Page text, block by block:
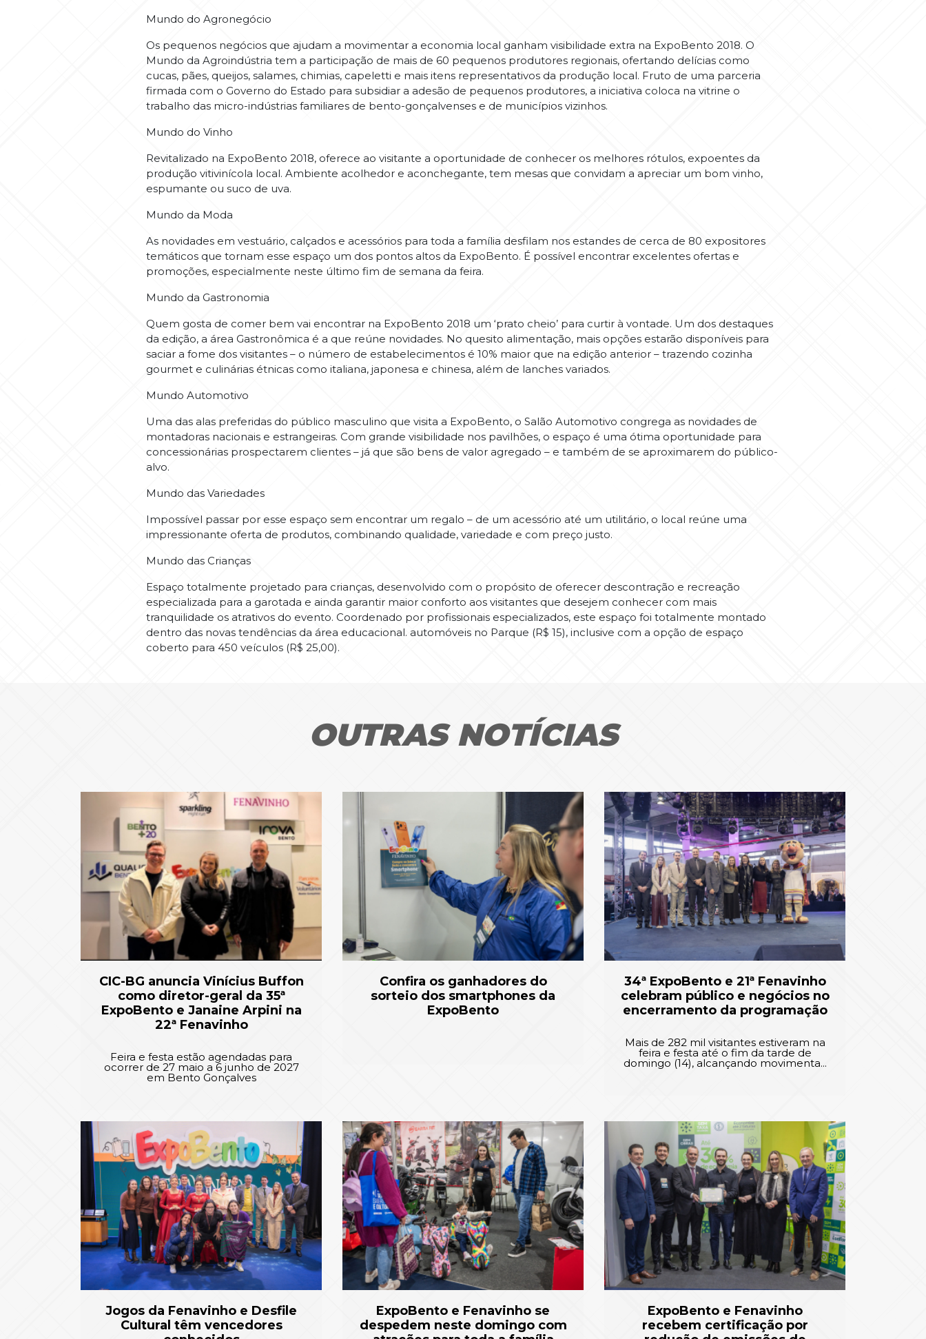
Mundo do Agronegócio
Os pequenos negócios que ajudam a movimentar a economia local ganham visibilidade extra na ExpoBento 2018. O
Mundo da Agroindústria tem a participação de mais de 60 pequenos produtores regionais, ofertando delícias como
cucas, pães, queijos, salames, chimias, capeletti e mais itens representativos da produção local. Fruto de uma parceria
firmada com o Governo do Estado para subsidiar a adesão de pequenos produtores, a iniciativa coloca na vitrine o
trabalho das micro-indústrias familiares de bento-gonçalvenses e de municípios vizinhos.
Mundo do Vinho
Revitalizado na ExpoBento 2018, oferece ao visitante a oportunidade de conhecer os melhores rótulos, expoentes da
produção vitivinícola local. Ambiente acolhedor e aconchegante, tem mesas que convidam a apreciar um bom vinho,
espumante ou suco de uva.
Mundo da Moda
As novidades em vestuário, calçados e acessórios para toda a família desfilam nos estandes de cerca de 80 expositores
temáticos que tornam esse espaço um dos pontos altos da ExpoBento. É possível encontrar excelentes ofertas e
promoções, especialmente neste último fim de semana da feira.
Mundo da Gastronomia
Quem gosta de comer bem vai encontrar na ExpoBento 2018 um ‘prato cheio’ para curtir à vontade. Um dos destaques
da edição, a área Gastronômica é a que reúne novidades. No quesito alimentação, mais opções estarão disponíveis para
saciar a fome dos visitantes – o número de estabelecimentos é 10% maior que na edição anterior – trazendo cozinha
gourmet e culinárias étnicas como italiana, japonesa e chinesa, além de lanches variados.
Mundo Automotivo
Uma das alas preferidas do público masculino que visita a ExpoBento, o Salão Automotivo congrega as novidades de
montadoras nacionais e estrangeiras. Com grande visibilidade nos pavilhões, o espaço é uma ótima oportunidade para
concessionárias prospectarem clientes – já que são bens de valor agregado – e também de se aproximarem do público-
alvo.
Mundo das Variedades
Impossível passar por esse espaço sem encontrar um regalo – de um acessório até um utilitário, o local reúne uma
impressionante oferta de produtos, combinando qualidade, variedade e com preço justo.
Mundo das Crianças
Espaço totalmente projetado para crianças, desenvolvido com o propósito de oferecer descontração e recreação
especializada para a garotada e ainda garantir maior conforto aos visitantes que desejem conhecer com mais
tranquilidade os atrativos do evento. Coordenado por profissionais especializados, este espaço foi totalmente montado
dentro das novas tendências da área educacional. automóveis no Parque (R$ 15), inclusive com a opção de espaço
coberto para 450 veículos (R$ 25,00).
OUTRAS NOTÍCIAS
CIC-BG anuncia Vinícius Buffon
como diretor-geral da 35ª
ExpoBento e Janaine Arpini na
22ª Fenavinho
Feira e festa estão agendadas para
ocorrer de 27 maio a 6 junho de 2027
em Bento Gonçalves
Confira os ganhadores do
sorteio dos smartphones da
ExpoBento
34ª ExpoBento e 21ª Fenavinho
celebram público e negócios no
encerramento da programação
Mais de 282 mil visitantes estiveram na
feira e festa até o fim da tarde de
domingo (14), alcançando movimenta...
Jogos da Fenavinho e Desfile
Cultural têm vencedores
ExpoBento e Fenavinho se
despedem neste domingo com
ExpoBento e Fenavinho
recebem certificação por